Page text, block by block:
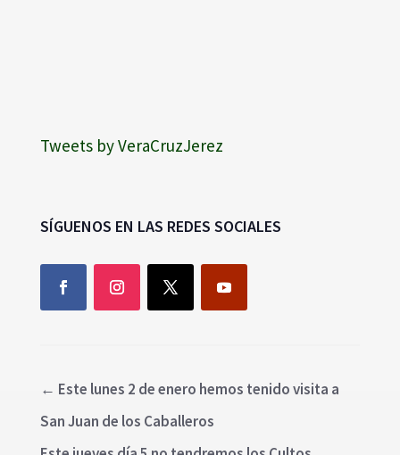
Tweets by VeraCruzJerez
SÍGUENOS EN LAS REDES SOCIALES
← Este lunes 2 de enero hemos tenido visita a
San Juan de los Caballeros